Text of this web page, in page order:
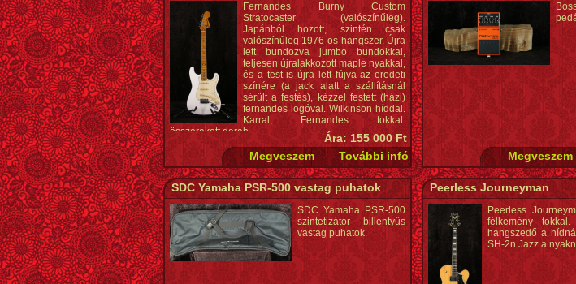
Fernandes Burny Custom
Stratocaster (valószínűleg).
Japánból hozott, szintén csak
valószínűleg 1976-os hangszer. Újra
lett bundozva jumbo bundokkal,
teljesen újralakkozott maple nyakkal,
és a test is újra lett fújva az eredeti
színére (a jack alatt a szállításnál
sérült a festés), kézzel festett (házi)
fernandes logóval. Wilkinson híddal.
Karral, Fernandes tokkal.
összerakott darab.
Ára: 155 000 Ft
SDC Yamaha PSR-500 vastag puhatok
SDC Yamaha PSR-500
szintetizátor billentyűs
vastag puhatok.
Peerless Journeyman
Peerless
félkemény
hangszedő a
SH-2n Jazz a